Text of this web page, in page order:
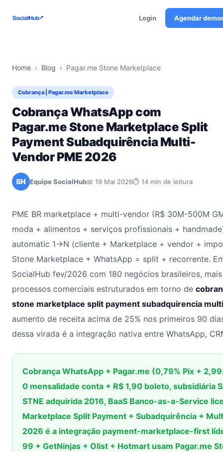
Login Agendar
Home › Blog › Pagar.me Stone Marketplace
Cobrança | Pagar.me Marketplace
Cobrança WhatsApp com
Pagar.me Stone Marketplace Split
Payment Subadquirência Multi-
Vendor PME 2026
SH Equipe SocialHub📅 19 Mai 2026⏱ 14 min de leitura
PME BR marketplace + multi-vendor (R$ 30M-500M
moda + alimentos + serviços profissionais +
automatic 1→N (cliente + Marketplace + vendor +
Stone Marketplace + WhatsApp = split + recorrente.
SocialHub fev/2026 com 180 negócios brasileiros,
processos comerciais estruturados em torno de
stone marketplace split payment subadquirencia
aumento de receita acima de 25% nos primeiros 90
dessa virada é a integração nativa entre WhatsApp,
Cobrança WhatsApp + Pagar.me (0,79% Pix +
0 mensalidade conta + R$ 1,90 boleto, subsidiária
STNE adquirida 2016, BaaS Banco-as-a-Service
Marketplace Split Payment + Subadquirência +
2026 é a integração payment-marketplace-first
99 + GetNinjas + Olist + Hotmart usam Pagar.me